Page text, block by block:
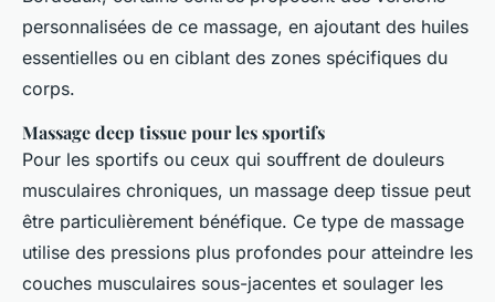
personnalisées de ce massage, en ajoutant des huiles
essentielles ou en ciblant des zones spécifiques du
corps.
Massage deep tissue pour les sportifs
Pour les sportifs ou ceux qui souffrent de douleurs
musculaires chroniques, un massage deep tissue peut
être particulièrement bénéfique. Ce type de massage
utilise des pressions plus profondes pour atteindre les
couches musculaires sous-jacentes et soulager les